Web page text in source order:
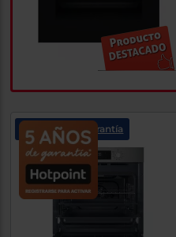
5 años de garantía